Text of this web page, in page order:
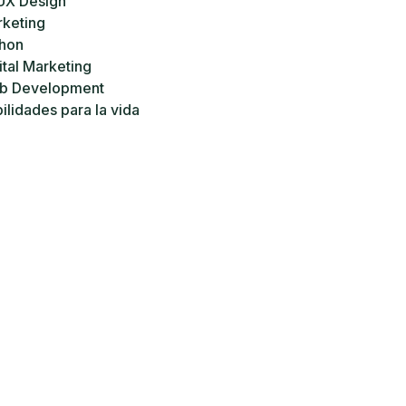
Marketing
Development
para la vida